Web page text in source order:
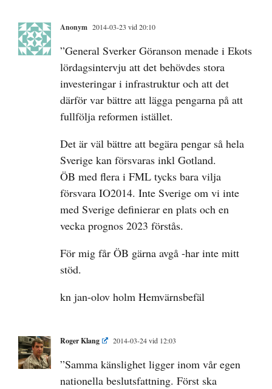
Anonym 2014-03-23 vid 20:10
”General Sverker Göranson menade i Ekots
lördagsintervju att det behövdes stora
investeringar i infrastruktur och att det
därför var bättre att lägga pengarna på att
fullfölja reformen istället.
Det är väl bättre att begära pengar så hela
Sverige kan försvaras inkl Gotland.
ÖB med flera i FML tycks bara vilja
försvara IO2014. Inte Sverige om vi inte
med Sverige definierar en plats och en
vecka prognos 2023 förstås.
För mig får ÖB gärna avgå -har inte mitt
stöd.
kn jan-olov holm Hemvärnsbefäl
Roger Klang 2014-03-24 vid 12:03
”Samma känslighet ligger inom vår egen
nationella beslutsfattning. Först ska